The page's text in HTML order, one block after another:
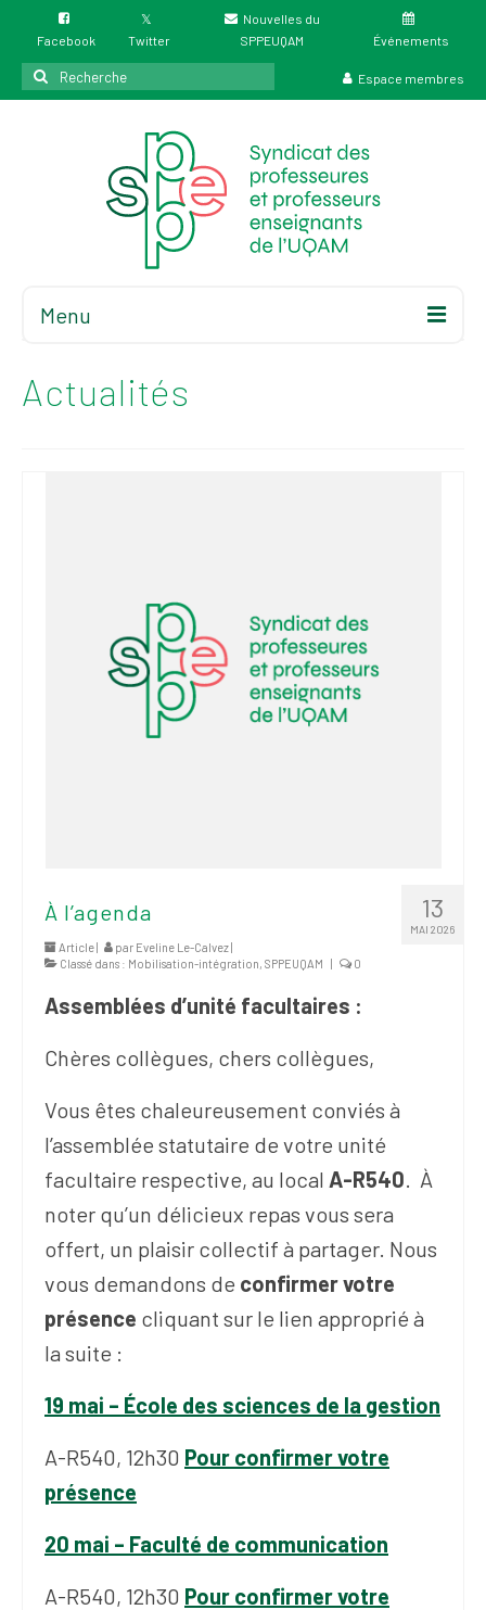
Facebook Twitter
Nouvelles du
SPPEUQAM
Événements
Rechercher
:
Espace membres
Menu
Statuts et
règlements
Politiques
Signature – Courriel
Publications
Nouvelles du
SPPEUQAM
Communiqués
SPPEUQAM@ctualités
et Bilans
Négociation
Actualités
13
MAI 2026
À l’agenda
Article | par Eveline Le-Calvez|
Classé dans : Mobilisation-intégration, SPPEUQAM | 0
Assemblées d’unité facultaires :
Chères collègues, chers collègues,
Vous êtes chaleureusement conviés à
l’assemblée statutaire de votre unité
facultaire respective, au local A-R540. À
noter qu’un délicieux repas vous sera
offert, un plaisir collectif à partager. Nous
vous demandons de confirmer votre
présence cliquant sur le lien approprié à
la suite :
19 mai – École des sciences de la gestion
A-R540, 12h30 Pour confirmer votre
présence
20 mai – Faculté de communication
A-R540, 12h30 Pour confirmer votre